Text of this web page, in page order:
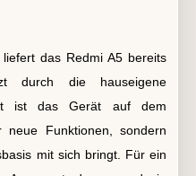
das Redmi A5 bereits
durch die hauseigene
ist das Gerät auf dem
Funktionen, sondern
mit sich bringt. Für ein